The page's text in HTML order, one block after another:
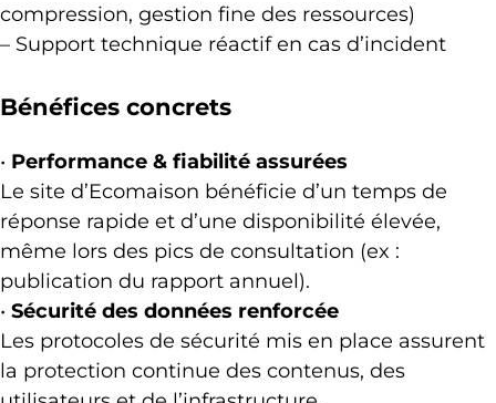
compression, gestion fine des ressources)
– Support technique réactif en cas d’incident
Bénéfices concrets
• Performance & fiabilité assurées
Le site d’Ecomaison bénéficie d’un temps de
réponse rapide et d’une disponibilité élevée,
même lors des pics de consultation (ex :
publication du rapport annuel).
• Sécurité des données renforcée
Les protocoles de sécurité mis en place assurent
la protection continue des contenus, des